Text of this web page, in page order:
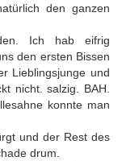
den ganzen
Ich hab eifrig
den ersten Bissen
Lieblingsjunge und
nicht. salzig. BAH.
konnte man
und der Rest des
drum.